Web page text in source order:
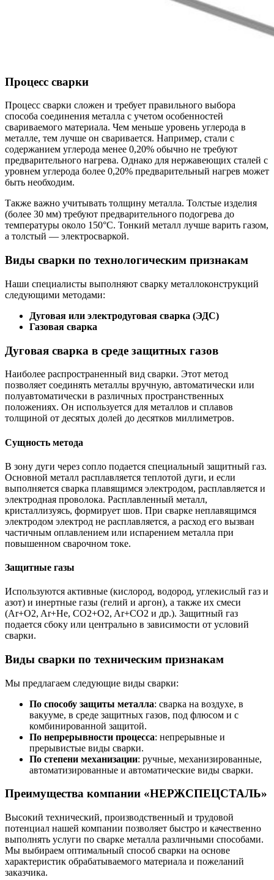
Процесс сварки
Процесс сварки сложен и требует правильного выбора
способа соединения металла с учетом особенностей
свариваемого материала. Чем меньше уровень углерода в
металле, тем лучше он сваривается. Например, стали с
содержанием углерода менее 0,20% обычно не требуют
предварительного нагрева. Однако для нержавеющих сталей с
уровнем углерода более 0,20% предварительный нагрев может
быть необходим.
Также важно учитывать толщину металла. Толстые изделия
(более 30 мм) требуют предварительного подогрева до
температуры около 150°C. Тонкий металл лучше варить газом,
а толстый — электросваркой.
Виды сварки по технологическим признакам
Наши специалисты выполняют сварку металлоконструкций
следующими методами:
Дуговая или электродуговая сварка (ЭДС)
Газовая сварка
Дуговая сварка в среде защитных газов
Наиболее распространенный вид сварки. Этот метод
позволяет соединять металлы вручную, автоматически или
полуавтоматически в различных пространственных
положениях. Он используется для металлов и сплавов
толщиной от десятых долей до десятков миллиметров.
Сущность метода
В зону дуги через сопло подается специальный защитный газ.
Основной металл расплавляется теплотой дуги, и если
выполняется сварка плавящимся электродом, расплавляется и
электродная проволока. Расплавленный металл,
кристаллизуясь, формирует шов. При сварке неплавящимся
электродом электрод не расплавляется, а расход его вызван
частичным оплавлением или испарением металла при
повышенном сварочном токе.
Защитные газы
Используются активные (кислород, водород, углекислый газ и
азот) и инертные газы (гелий и аргон), а также их смеси
(Ar+O2, Ar+He, CO2+O2, Ar+CO2 и др.). Защитный газ
подается сбоку или центрально в зависимости от условий
сварки.
Виды сварки по техническим признакам
Мы предлагаем следующие виды сварки:
По способу защиты металла: сварка на воздухе, в
вакууме, в среде защитных газов, под флюсом и с
комбинированной защитой.
По непрерывности процесса: непрерывные и
прерывистые виды сварки.
По степени механизации: ручные, механизированные,
автоматизированные и автоматические виды сварки.
Преимущества компании «НЕРЖСПЕЦСТАЛЬ»
Высокий технический, производственный и трудовой
потенциал нашей компании позволяет быстро и качественно
выполнять услуги по сварке металла различными способами.
Мы выбираем оптимальный способ сварки на основе
характеристик обрабатываемого материала и пожеланий
заказчика.